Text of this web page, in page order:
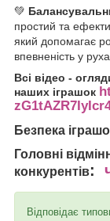
💚
простий та
який допомагає
впевненість у
Всі відео -
наших іграшок
Безпека
Головні
конкурентів:
Відповідає